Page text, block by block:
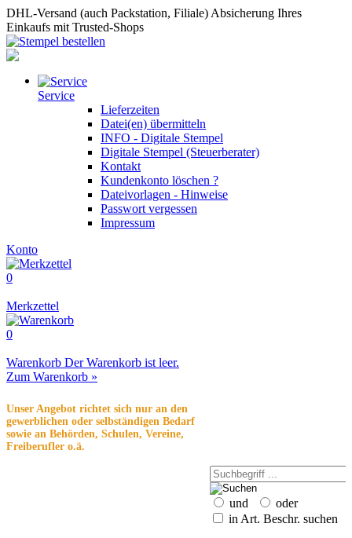
DHL-Versand (auch Packstation, Filiale) Absicherung Ihres
Einkaufs mit Trusted-Shops
Service
Lieferzeiten
Datei(en) übermitteln
INFO - Digitale Stempel
Digitale Stempel (Steuerberater)
Kontakt
Kundenkonto löschen ?
Dateivorlagen - Hinweise
Passwort vergessen
Impressum
Konto
0
Merkzettel
0
Warenkorb Der Warenkorb ist leer.
Zum Warenkorb »
Unser Angebot richtet sich nur an den
gewerblichen oder selbständigen Bedarf
sowie an Behörden, Schulen, Vereine,
Freiberufler o.ä.
und
oder
in Art. Beschr. suchen